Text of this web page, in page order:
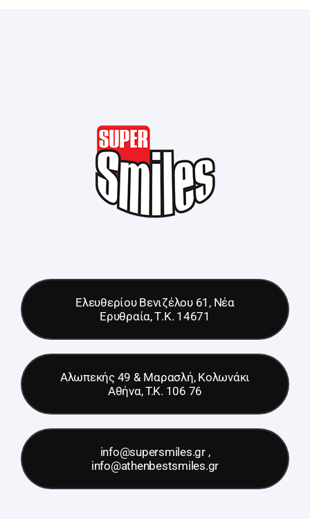
Ελευθερίου Βενιζέλου 61, Νέα
Ερυθραία, Τ.Κ. 14671
Αλωπεκής 49 & Μαρασλή, Κολωνάκι
Αθήνα, T.K. 106 76
info@supersmiles.gr ,
info@athenbestsmiles.gr